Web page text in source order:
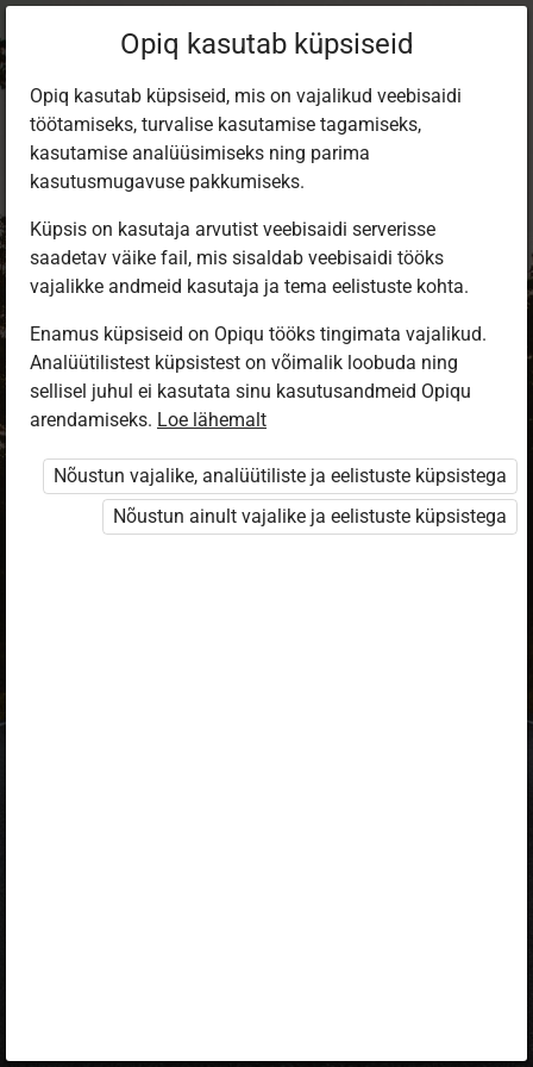
Sisene Opiqusse
Vali, kuidas end tuvastada
eKool
Stuudium
Opiq
HarID
Opiq kasutab küpsiseid
Opiq kasutab küpsiseid, mis on vajalikud veebisaidi
töötamiseks, turvalise kasutamise tagamiseks,
kasutamise analüüsimiseks ning parima
kasutusmugavuse pakkumiseks.
Küpsis on kasutaja arvutist veebisaidi serverisse
saadetav väike fail, mis sisaldab veebisaidi tööks
vajalikke andmeid kasutaja ja tema eelistuste kohta.
Enamus küpsiseid on Opiqu tööks tingimata vajalikud.
Analüütilistest küpsistest on võimalik loobuda ning
sellisel juhul ei kasutata sinu kasutusandmeid Opiqu
arendamiseks. Loe lähemalt
Nõustun vajalike, analüütiliste ja eelistuste küpsistega
Nõustun ainult vajalike ja eelistuste küpsistega